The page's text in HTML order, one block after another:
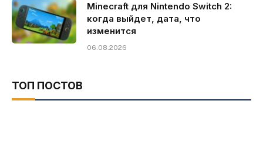
Minecraft для Nintendo Switch 2:
когда выйдет, дата, что
изменится
06.08.2026
ТОП ПОСТОВ